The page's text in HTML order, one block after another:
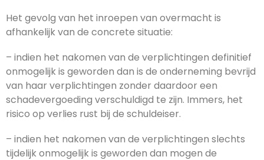
Het gevolg van het inroepen van overmacht is
afhankelijk van de concrete situatie:
– indien het nakomen van de verplichtingen definitief
onmogelijk is geworden dan is de onderneming bevrijd
van haar verplichtingen zonder daardoor een
schadevergoeding verschuldigd te zijn. Immers, het
risico op verlies rust bij de schuldeiser.
– indien het nakomen van de verplichtingen slechts
tijdelijk onmogelijk is geworden dan mogen de